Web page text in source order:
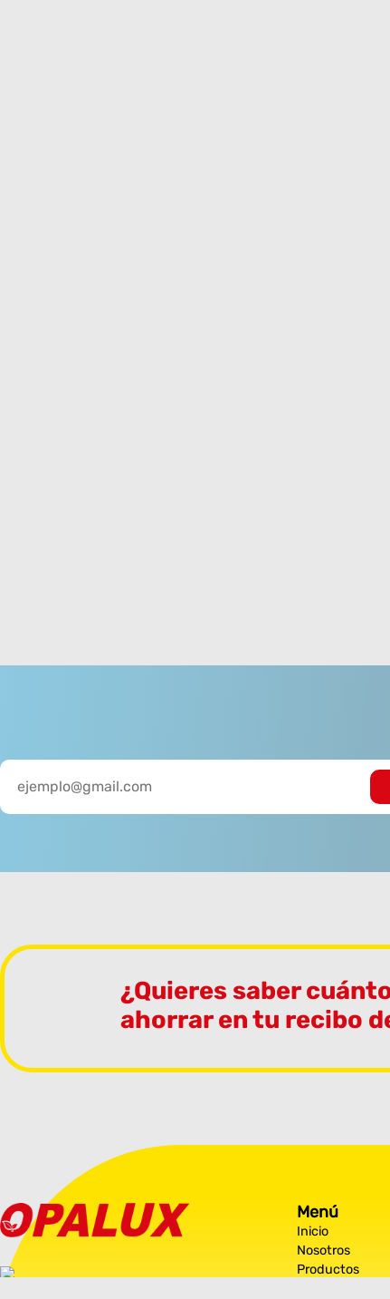
¿Quieres saber
ahorrar en tu recibo
Menú
Inicio
Nosotros
Productos